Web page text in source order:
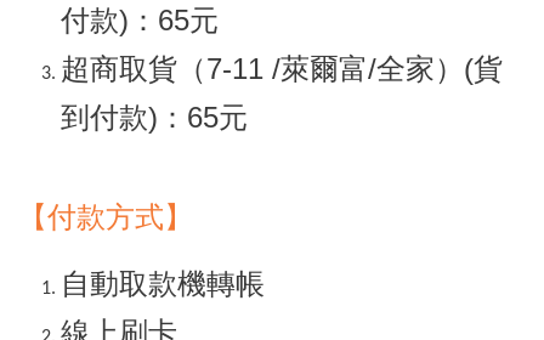
付款)：65元
超商取貨（7-11 /萊爾富/全家）(貨
到付款)：65元
【付款方式】
自動取款機轉帳
線上刷卡